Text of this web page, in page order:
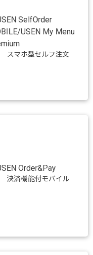
スマホ型セルフ注文
決済機能付モバイル